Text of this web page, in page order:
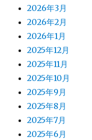
2026年3月
2026年2月
2026年1月
2025年12月
2025年11月
2025年10月
2025年9月
2025年8月
2025年7月
2025年6月